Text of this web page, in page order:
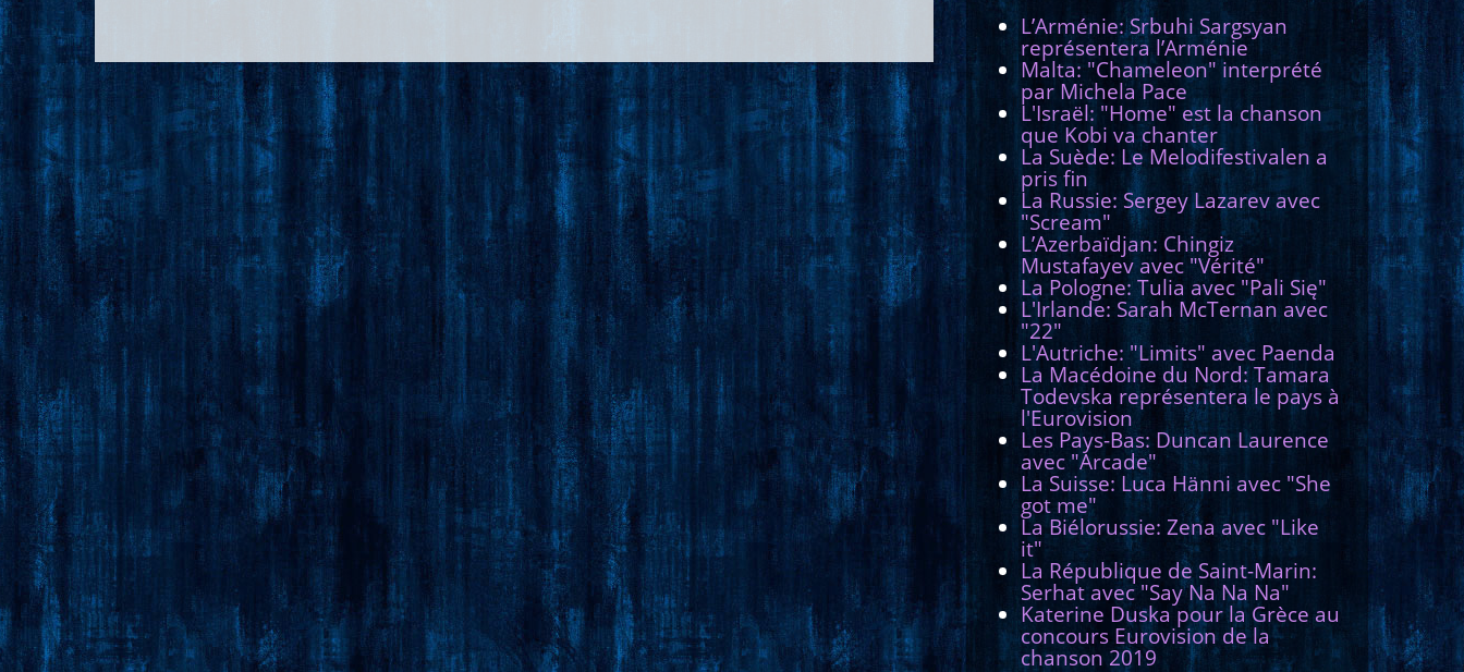
L’Arménie: Srbuhi Sargsyan
représentera l’Arménie
Malta: "Chameleon" interprété
par Michela Pace
L'Israël: "Home" est la chanson
que Kobi va chanter
La Suède: Le Melodifestivalen a
pris fin
La Russie: Sergey Lazarev avec
"Scream"
L’Azerbaïdjan: Chingiz
Mustafayev avec "Vérité"
La Pologne: Tulia avec "Pali Się"
L'Irlande: Sarah McTernan avec
"22"
L'Autriche: "Limits" avec Paenda
La Macédoine du Nord: Tamara
Todevska représentera le pays à
l'Eurovision
Les Pays-Bas: Duncan Laurence
avec "Arcade"
La Suisse: Luca Hänni avec "She
got me"
La Biélorussie: Zena avec "Like
it"
La République de Saint-Marin:
Serhat avec "Say Na Na Na"
Katerine Duska pour la Grèce au
concours Eurovision de la
chanson 2019